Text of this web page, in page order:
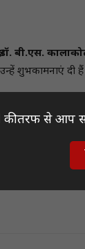
डॉ. बी.एस.
शुभकामनाएं दी
तरफ से आप